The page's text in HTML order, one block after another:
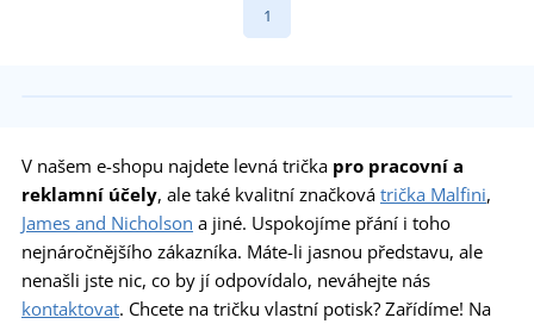
1
V našem e-shopu najdete levná trička pro pracovní a
reklamní účely, ale také kvalitní značková trička Malfini,
James and Nicholson a jiné. Uspokojíme přání i toho
nejnáročnějšího zákazníka. Máte-li jasnou představu, ale
nenašli jste nic, co by jí odpovídalo, neváhejte nás
kontaktovat. Chcete na tričku vlastní potisk? Zařídíme! Na